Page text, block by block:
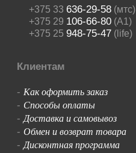
+375 33 636-29-58(мтс)
+375 29 106-66-80(A1)
+375 25 948-75-47(life)
Клиентам
- Как оформить заказ
- Способы оплаты
-Доставка и самовывоз
- Обмен и возврат товара
-Дисконтная программа